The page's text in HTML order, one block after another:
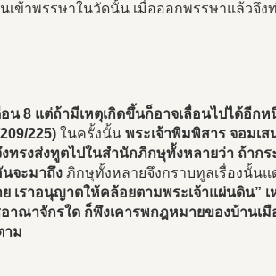
ข้าพรรษาในวัดนั้น เมื่อออกพรรษาแล้วจึง
น 8 แต่ถ้ามีเหตุเกิดขึ้นก็อาจเลื่อนไปได้อีกห
225) ในครั้งนั้น พระเจ้าพิมพิสาร จอมเ
ทรงส่งทูตไปในสำนักภิกษุทั้งหลายว่า ถ้ากร
จะมาถึง ภิกษุทั้งหลายจึงกราบทูลเรื่องนั้นแ
เราอนุญาตให้คล้อยตามพระเจ้าแผ่นดิน” เ
ณาจักรใด ก็พึงเคารพกฎหมายของบ้านเมื
าม